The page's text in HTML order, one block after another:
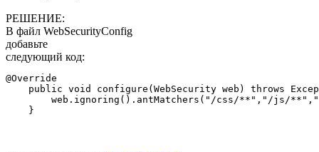
РЕШЕНИЕ:
В файл WebSecurityConfig
добавьте
следующий код:
@Override
public void configure(WebSecurity web) throws
web.ignoring().antMatchers("/css/**","/js/
    }